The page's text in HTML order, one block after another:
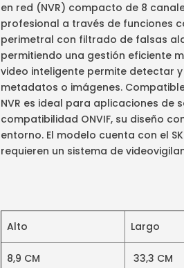
en red (NVR) compacto de 8
profesional a través de funciones
perimetral con filtrado de falsas
permitiendo una gestión eficiente
video inteligente permite detectar
metadatos o imágenes.
NVR es ideal para aplicaciones de
compatibilidad ONVIF, su diseño
entorno. El modelo cuenta con el
requieren un sistema de
Alto Largo
8,9 CM 33,3 CM